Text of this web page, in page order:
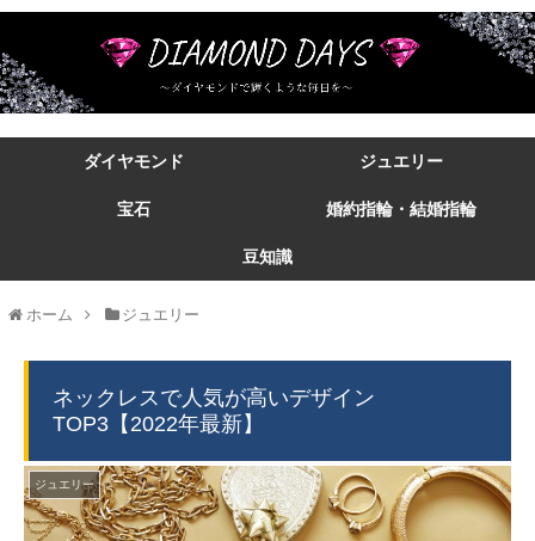
ダイヤモンド ジュエリー
宝石 婚約指輪・結婚指輪
豆知識
ホーム ジュエリー
ネックレスで人気が高いデザイン
TOP3【2022年最新】
ジュエリー